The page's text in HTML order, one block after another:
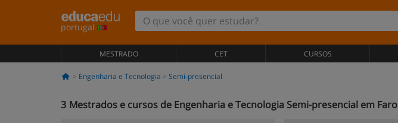
portugal
MESTRADO CET CURSOS
Engenharia e Tecnologia Semi-presencial
3 Mestrados e cursos de Engenharia e Tecnologia Semi-presencial em Faro